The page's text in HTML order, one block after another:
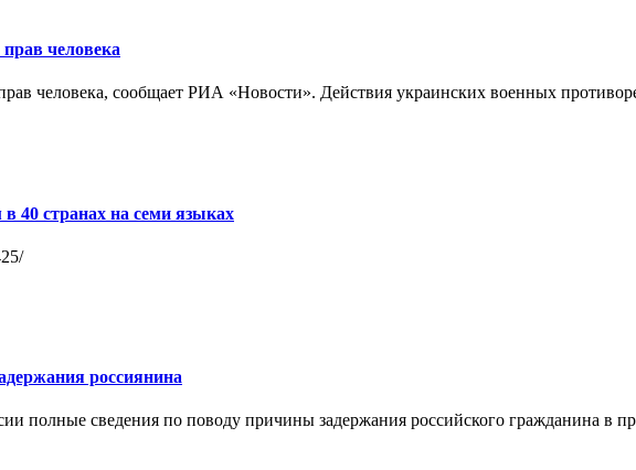
человека
человека, сообщает РИА «Новости». Действия украинских военных
40 странах на семи языках
россиянина
полные сведения по поводу причины задержания российского гражданина в